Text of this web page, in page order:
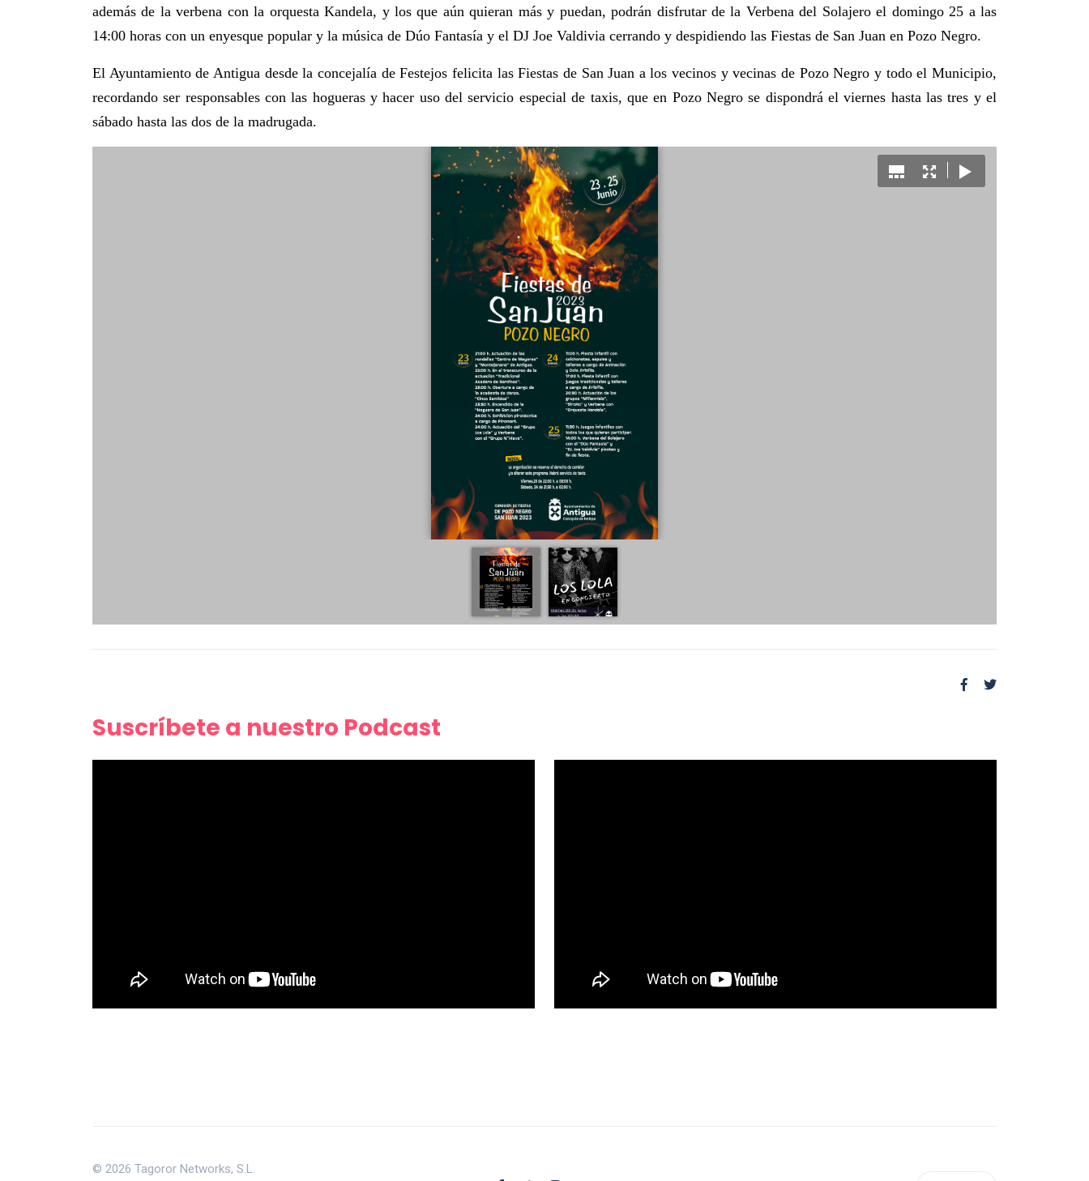
además de la verbena con la orquesta Kandela, y los que aún quieran más y puedan, podrán disfrutar de la Verbena del Solajero el domingo 25 a las
14:00 horas con un enyesque popular y la música de Dúo Fantasía y el DJ Joe Valdivia cerrando y despidiendo las Fiestas de San Juan en Pozo Negro.
El Ayuntamiento de Antigua desde la concejalía de Festejos felicita las Fiestas de San Juan a los vecinos y vecinas de Pozo Negro y todo el Municipio,
recordando ser responsables con las hogueras y hacer uso del servicio especial de taxis, que en Pozo Negro se dispondrá el viernes hasta las tres y el
sábado hasta las dos de la madrugada.
Suscríbete a nuestro Podcast
© 2026 Tagoror Networks, S.L.